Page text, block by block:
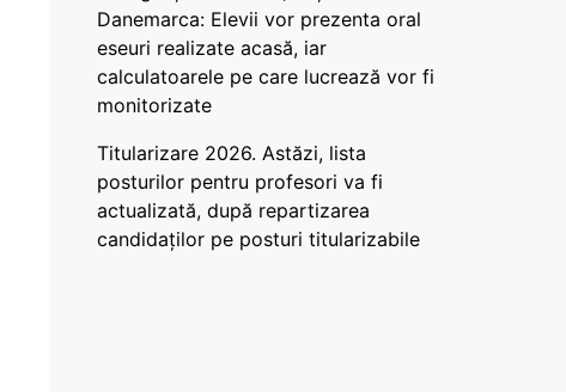
Danemarca: Elevii vor prezenta oral
eseuri realizate acasă, iar
calculatoarele pe care lucrează vor fi
monitorizate
Titularizare 2026. Astăzi, lista
posturilor pentru profesori va fi
actualizată, după repartizarea
candidaților pe posturi titularizabile